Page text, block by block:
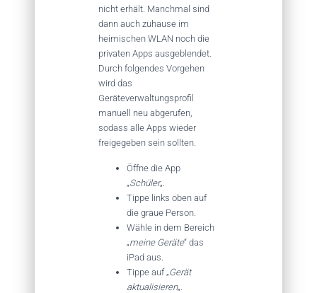
nicht erhält. Manchmal sind
dann auch zuhause im
heimischen WLAN noch die
privaten Apps ausgeblendet.
Durch folgendes Vorgehen
wird das
Geräteverwaltungsprofil
manuell neu abgerufen,
sodass alle Apps wieder
freigegeben sein sollten.
Öffne die App
„Schüler„.
Tippe links oben auf
die graue Person.
Wähle in dem Bereich
„meine Geräte“ das
iPad aus.
Tippe auf „Gerät
aktualisieren„.